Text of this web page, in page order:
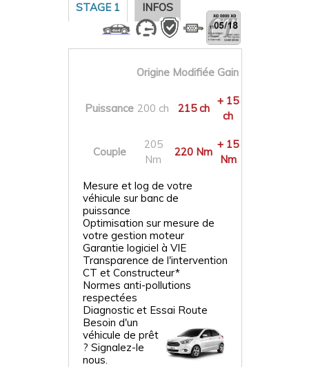
STAGE 1 INFOS
Origine Modifiée Gain
Puissance 200 ch 215 ch
+ 15
ch
Couple
205
Nm
220 Nm
+ 15
Nm
Mesure et log de votre
véhicule sur banc de
puissance
Optimisation sur mesure de
votre gestion moteur
Garantie logiciel à VIE
Transparence de l'intervention
CT et Constructeur*
Normes anti-pollutions
respectées
Diagnostic et Essai Route
Besoin d'un
véhicule de prêt
? Signalez-le
nous.